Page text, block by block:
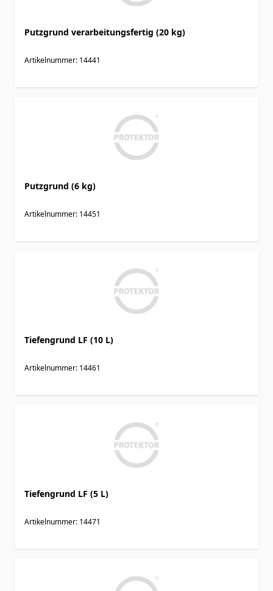
Putzgrund verarbeitungsfertig (20 kg)
Artikelnummer: 14441
Putzgrund (6 kg)
Artikelnummer: 14451
Tiefengrund LF (10 L)
Artikelnummer: 14461
Tiefengrund LF (5 L)
Artikelnummer: 14471